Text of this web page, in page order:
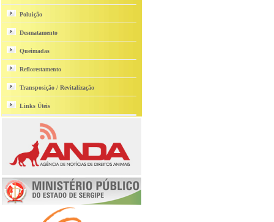
Poluição
Desmatamento
Queimadas
Reflorestamento
Transposição / Revitalização
Links Úteis